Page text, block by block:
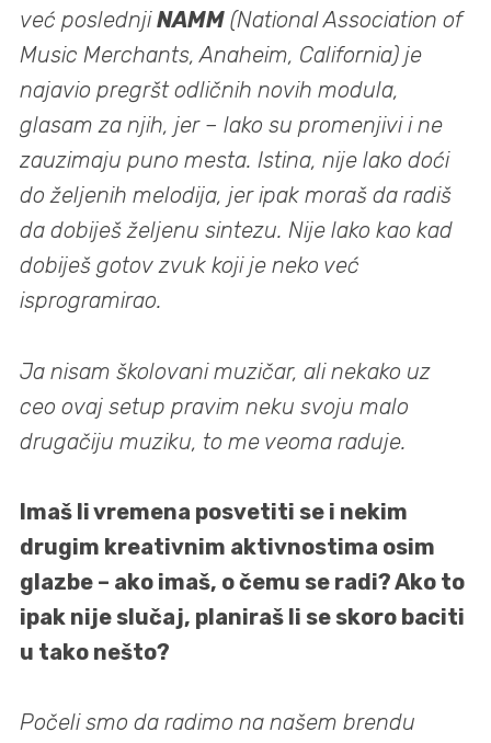
već poslednjiNAMM (National Association of
Music Merchants, Anaheim, California) je
najavio pregršt odličnih novih modula,
glasam za njih, jer – lako su promenjivi i ne
zauzimaju puno mesta. Istina, nije lako doći
do željenih melodija, jer ipak moraš da radiš
da dobiješ željenu sintezu. Nije lako kao kad
dobiješ gotov zvuk koji je neko već
isprogramirao.
Ja nisam školovani muzičar, ali nekako uz
ceo ovaj setup pravim neku svoju malo
drugačiju muziku, to me veoma raduje.
Imaš li vremena posvetiti se i nekim
drugim kreativnim aktivnostima osim
glazbe – ako imaš, o čemu se radi? Ako to
ipak nije slučaj, planiraš li se skoro baciti
u tako nešto?
Počeli smo da radimo na našem brendu